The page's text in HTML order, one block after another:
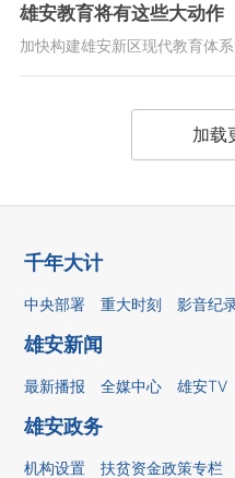
雄安教育将有这些大动作
加快构建雄安新区现代教育体系
加载
千年大计
中央部署 重大时刻 影音纪
雄安新闻
最新播报 全媒中心 雄安TV
雄安政务
机构设置 扶贫资金政策专栏